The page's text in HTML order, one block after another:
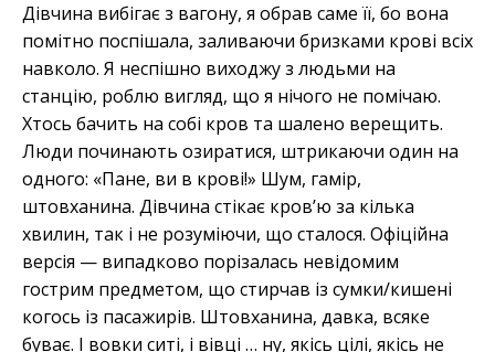
Дівчина вибігає з вагону, я обрав саме її, бо вона
помітно поспішала, заливаючи бризками крові всіх
навколо. Я неспішно виходжу з людьми на
станцію, роблю вигляд, що я нічого не помічаю.
Хтось бачить на собі кров та шалено верещить.
Люди починають озиратися, штрикаючи один на
одного: «Пане, ви в крові!» Шум, гамір,
штовханина. Дівчина стікає кров’ю за кілька
хвилин, так і не розуміючи, що сталося. Офіційна
версія — випадково порізалась невідомим
гострим предметом, що стирчав із сумки/кишені
когось із пасажирів. Штовханина, давка, всяке
буває. І вовки ситі, і вівці … ну, якісь цілі, якісь не